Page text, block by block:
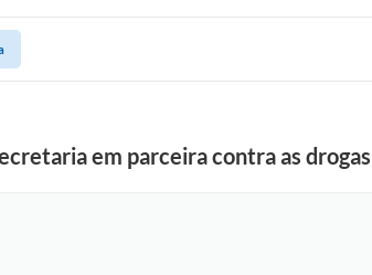
em parceira contra as drogas